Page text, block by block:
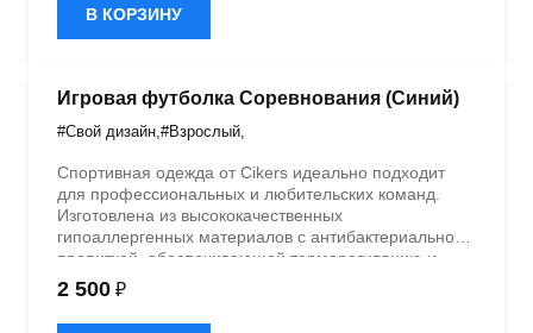
В КОРЗИНУ
Игровая футболка Соревнования (Синий)
#Свой дизайн #Взрослый
Спортивная одежда от Cikers идеально подходит
для профессиональных и любительских команд.
Изготовлена из высококачественных
гипоаллергенных материалов с антибактериальной
пропиткой, обеспечивающей терморегуляцию и
быстрое влагоотведение. Одежда обладает
эластичностью в 5 направлениях и стильным
дизайном.
2 500 ₽